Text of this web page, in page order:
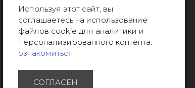
Тел.:
22088007
Эл. почта:
info@limitsd.lv
Используя этот сайт, вы
соглашаетесь на использование
файлов cookie для аналитики и
персонализированного контента.
ознакомиться
СОГЛАСЕН